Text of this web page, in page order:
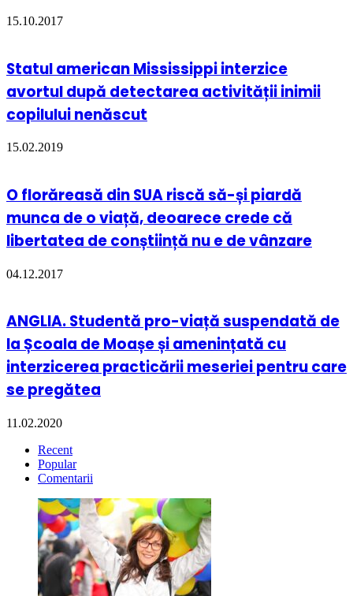
15.10.2017
Statul american Mississippi interzice
avortul după detectarea activității inimii
copilului nenăscut
15.02.2019
O florăreasă din SUA riscă să-și piardă
munca de o viață, deoarece crede că
libertatea de conștiință nu e de vânzare
04.12.2017
ANGLIA. Studentă pro-viață suspendată de
la Școala de Moașe și amenințată cu
interzicerea practicării meseriei pentru care
se pregătea
11.02.2020
Recent
Popular
Comentarii